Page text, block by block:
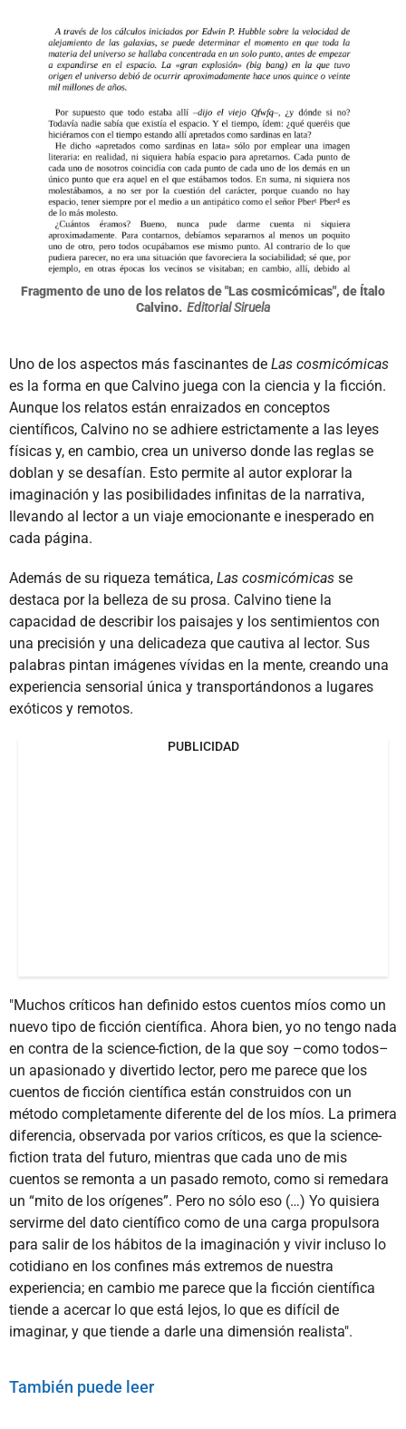
Fragmento de uno de los relatos de "Las cosmicómicas", de Ítalo
Calvino. Editorial Siruela
Uno de los aspectos más fascinantes de Las cosmicómicas
es la forma en que Calvino juega con la ciencia y la ficción.
Aunque los relatos están enraizados en conceptos
científicos, Calvino no se adhiere estrictamente a las leyes
físicas y, en cambio, crea un universo donde las reglas se
doblan y se desafían. Esto permite al autor explorar la
imaginación y las posibilidades infinitas de la narrativa,
llevando al lector a un viaje emocionante e inesperado en
cada página.
Además de su riqueza temática, Las cosmicómicas se
destaca por la belleza de su prosa. Calvino tiene la
capacidad de describir los paisajes y los sentimientos con
una precisión y una delicadeza que cautiva al lector. Sus
palabras pintan imágenes vívidas en la mente, creando una
experiencia sensorial única y transportándonos a lugares
exóticos y remotos.
PUBLICIDAD
"Muchos críticos han definido estos cuentos míos como un
nuevo tipo de ficción científica. Ahora bien, yo no tengo nada
en contra de la science-fiction, de la que soy –como todos–
un apasionado y divertido lector, pero me parece que los
cuentos de ficción científica están construidos con un
método completamente diferente del de los míos. La primera
diferencia, observada por varios críticos, es que la science-
fiction trata del futuro, mientras que cada uno de mis
cuentos se remonta a un pasado remoto, como si remedara
un “mito de los orígenes”. Pero no sólo eso (…) Yo quisiera
servirme del dato científico como de una carga propulsora
para salir de los hábitos de la imaginación y vivir incluso lo
cotidiano en los confines más extremos de nuestra
experiencia; en cambio me parece que la ficción científica
tiende a acercar lo que está lejos, lo que es difícil de
imaginar, y que tiende a darle una dimensión realista".
También puede leer